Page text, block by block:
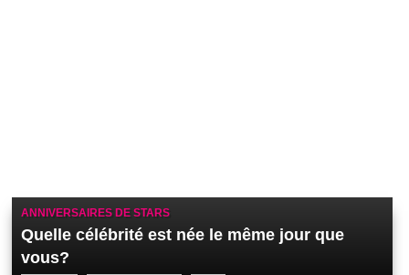
ANNIVERSAIRES DE STARS
Quelle célébrité est née le même jour que
vous?